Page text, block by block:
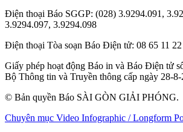
Điện thoại Báo SGGP: (028) 3.9294.091,
3.9294.097, 3.9294.098
Điện thoại Tòa soạn Báo Điện tử: 08 65 11
Giấy phép hoạt động Báo in và Báo Điện tử
Bộ Thông tin và Truyền thông cấp ngày 28-8-
© Bản quyền Báo SÀI GÒN GIẢI PHÓNG.
Chuyên mục Video Infographic / Longform